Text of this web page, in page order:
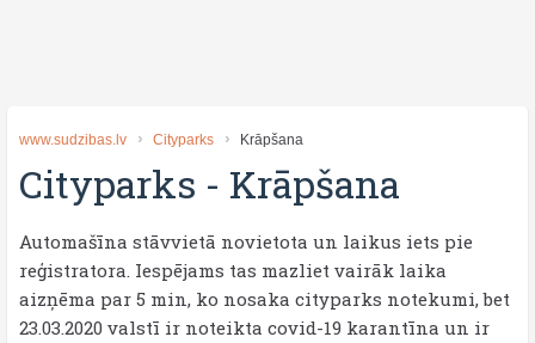
www.sudzibas.lv Cityparks Krāpšana
Cityparks - Krāpšana
Automašīna stāvvietā novietota un laikus iets pie
reģistratora. Iespējams tas mazliet vairāk laika
aizņēma par 5 min, ko nosaka cityparks notekumi, bet
23.03.2020 valstī ir noteikta covid-19 karantīna un ir